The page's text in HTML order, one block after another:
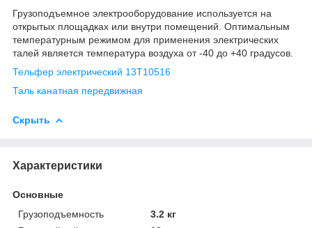
Грузоподъемное электрооборудование используется на
открытых площадках или внутри помещений. Оптимальным
температурным режимом для применения электрических
талей является температура воздуха от -40 до +40 градусов.
Тельфер электрический 13Т10516
Таль канатная передвижная
Скрыть
Характеристики
Основные
Грузоподъемность
3.2 кг